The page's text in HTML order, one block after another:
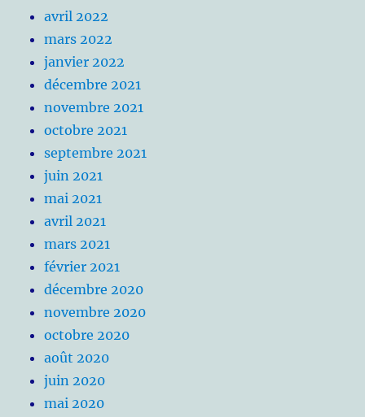
avril 2022
mars 2022
janvier 2022
décembre 2021
novembre 2021
octobre 2021
septembre 2021
juin 2021
mai 2021
avril 2021
mars 2021
février 2021
décembre 2020
novembre 2020
octobre 2020
août 2020
juin 2020
mai 2020